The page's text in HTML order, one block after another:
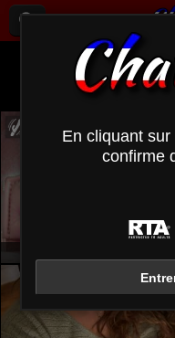
Tous (
En cliquant
confirme